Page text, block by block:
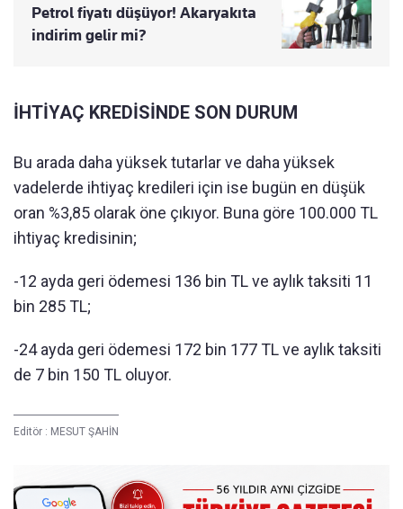
Petrol fiyatı düşüyor! Akaryakıta
indirim gelir mi?
İHTİYAÇ KREDİSİNDE SON DURUM
Bu arada daha yüksek tutarlar ve daha yüksek
vadelerde ihtiyaç kredileri için ise bugün en düşük
oran %3,85 olarak öne çıkıyor. Buna göre 100.000 TL
ihtiyaç kredisinin;
-12 ayda geri ödemesi 136 bin TL ve aylık taksiti 11
bin 285 TL;
-24 ayda geri ödemesi 172 bin 177 TL ve aylık taksiti
de 7 bin 150 TL oluyor.
Editör : MESUT ŞAHİN